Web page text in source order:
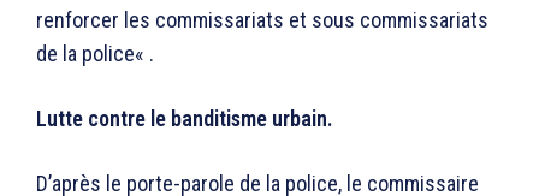
renforcer les commissariats et sous commissariats
de la police« .
Lutte contre le banditisme urbain.
D’après le porte-parole de la police, le commissaire